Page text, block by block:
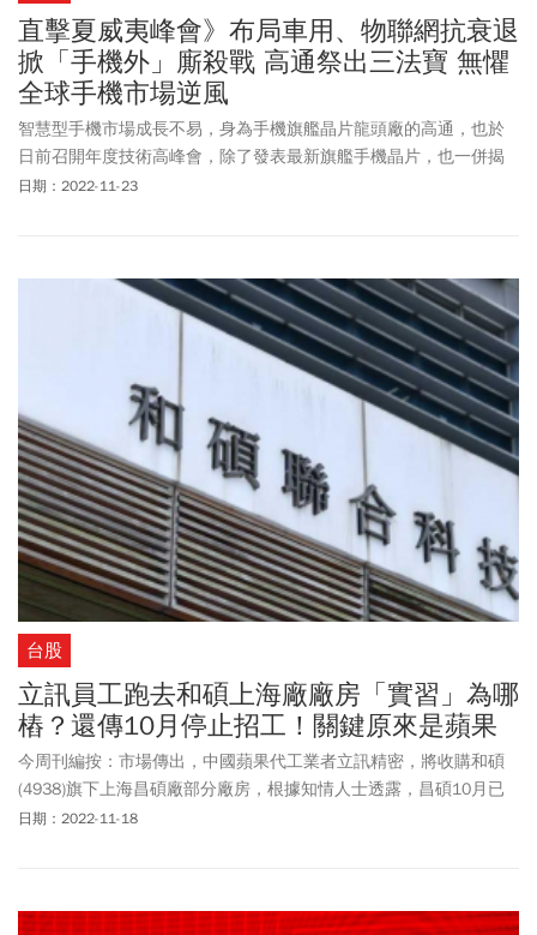
直擊夏威夷峰會》布局車用、物聯網抗衰退
掀「手機外」廝殺戰 高通祭出三法寶 無懼
全球手機市場逆風
智慧型手機市場成長不易，身為手機旗艦晶片龍頭廠的高通，也於
日前召開年度技術高峰會，除了發表最新旗艦手機晶片，也一併揭
示了行動通訊以外（beyond mobile）的市場布局。
日期：2022-11-23
台股
立訊員工跑去和碩上海廠廠房「實習」為哪
樁？還傳10月停止招工！關鍵原來是蘋果
今周刊編按：市場傳出，中國蘋果代工業者立訊精密，將收購和碩
(4938)旗下上海昌碩廠部分廠房，根據知情人士透露，昌碩10月已
暫停招工，部分員工離職，凸顯蘋果砍單衝擊。和碩對此鄭重表
日期：2022-11-18